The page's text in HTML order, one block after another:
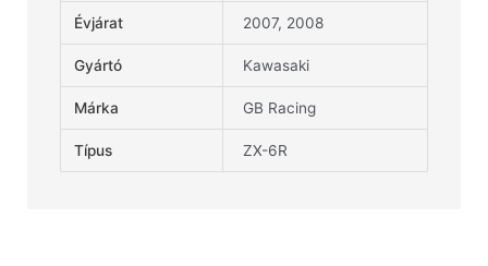
Évjárat 2007, 2008
Gyártó Kawasaki
Márka GB Racing
Típus ZX-6R